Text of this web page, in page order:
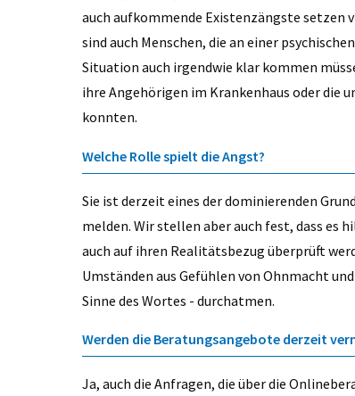
auch aufkommende Existenzängste setzen
sind auch Menschen, die an einer
Situation auch irgendwie klar kommen
ihre Angehörigen im Krankenhaus oder die
konnten.
Welche Rolle spielt die Angst?
Sie ist derzeit eines der dominierenden
melden. Wir stellen aber auch fest, dass es
auch auf ihren Realitätsbezug überprüft
Umständen aus Gefühlen von Ohnmacht
Sinne des Wortes - durchatmen.
Werden die Beratungsangebote derzeit
Ja, auch die Anfragen, die über die